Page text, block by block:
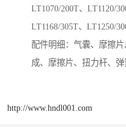
LT1070/200T、LT1120/
LT1168/305T、LT1250/
配件明细：气囊、摩擦
成、摩擦片、扭力杆、弹
http://www.hndl001.com